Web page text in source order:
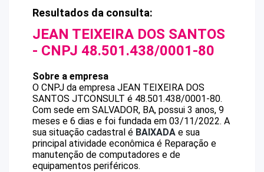
Resultados da consulta:
JEAN TEIXEIRA DOS SANTOS
- CNPJ 48.501.438/0001-80
Sobre a empresa
O CNPJ da empresa JEAN TEIXEIRA DOS
SANTOS JTCONSULT é 48.501.438/0001-80.
Com sede em SALVADOR, BA, possui 3 anos, 9
meses e 6 dias e foi fundada em 03/11/2022. A
sua situação cadastral é BAIXADA e sua
principal atividade econômica é Reparação e
manutenção de computadores e de
equipamentos periféricos.